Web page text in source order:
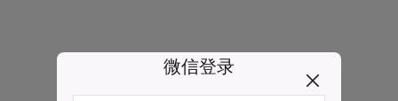
微信登录